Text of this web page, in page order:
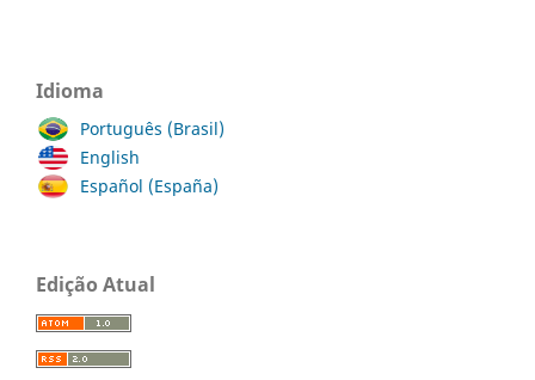
Idioma
Português (Brasil)
English
Español (España)
Edição Atual